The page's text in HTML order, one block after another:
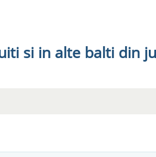
si in alte balti din